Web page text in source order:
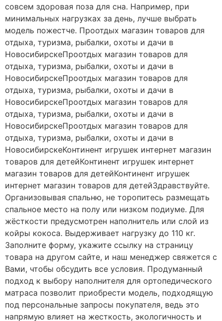
совсем здоровая поза для сна. Например, при
минимальных нагрузках за день, лучше выбрать
модель пожестче. Проотдых магазин товаров для
отдыха, туризма, рыбалки, охоты и дачи в
НовосибирскеПроотдых магазин товаров для
отдыха, туризма, рыбалки, охоты и дачи в
НовосибирскеПроотдых магазин товаров для
отдыха, туризма, рыбалки, охоты и дачи в
НовосибирскеПроотдых магазин товаров для
отдыха, туризма, рыбалки, охоты и дачи в
НовосибирскеПроотдых магазин товаров для
отдыха, туризма, рыбалки, охоты и дачи в
НовосибирскеКонтинент игрушек интернет магазин
товаров для детейКонтинент игрушек интернет
магазин товаров для детейКонтинент игрушек
интернет магазин товаров для детейЗдравствуйте.
Организовывая спальню, не торопитесь размещать
спальное место на полу или низком подиуме. Для
жёсткости предусмотрен наполнитель или слой из
койры кокоса. Выдерживает нагрузку до 110 кг.
Заполните форму, укажите ссылку на страницу
товара на другом сайте, и наш менеджер свяжется с
Вами, чтобы обсудить все условия. Продуманный
подход к выбору наполнителя для ортопедического
матраса позволит приобрести модель, подходящую
под персональные запросы покупателя, ведь это
напрямую влияет на жесткость, экологичность и